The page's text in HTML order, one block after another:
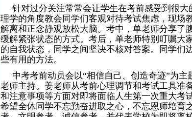
针对过分关注常常会让学生在考前感受到很
理学的角度教会同学们客观对待考试焦虑，现场
解离和正念静观放松大脑。考中，单老师分享了
缓解紧张状态的方式。考后，单老师特别叮嘱大
的自我状态，同学之间坚决不核对答案。同学们
些有用的方法。
中考考前动员会以“相信自己、创造奇迹”为
老师主持。姜老师从考前心理调节和考试工具准
和注意事项等方面对即将面临人生第一次重大考
希望全体同学不忘勤奋进取之心，不忘恩师培育